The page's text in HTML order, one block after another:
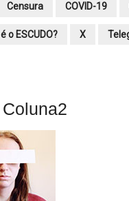
Censura COVID-19
o ESCUDO? X